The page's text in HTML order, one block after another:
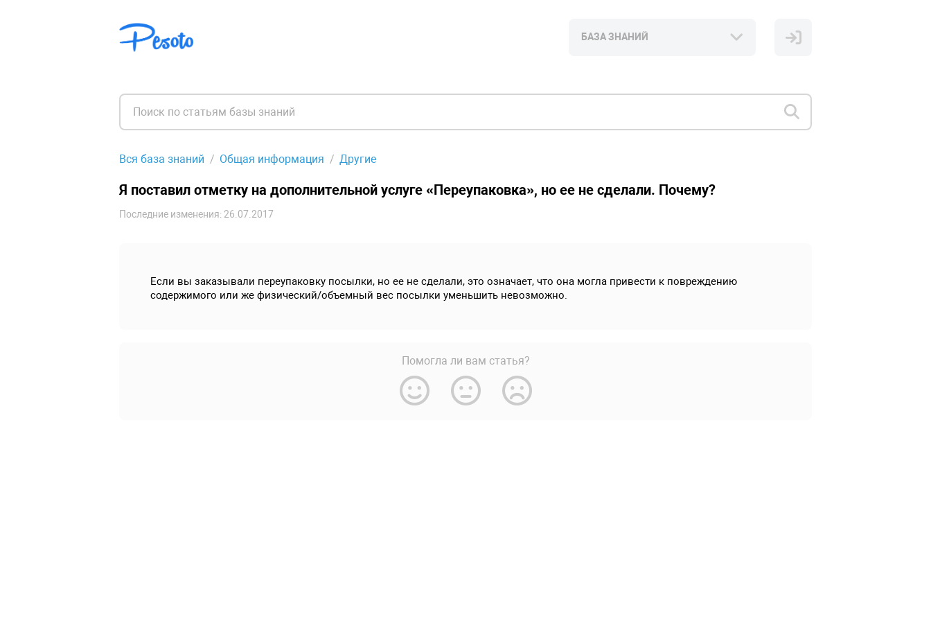
БАЗА ЗНАНИЙ
Вся база знаний Общая информация Другие
Я поставил отметку на дополнительной услуге «Переупаковка», но ее не сделали. Почему?
Последние изменения: 26.07.2017
Если вы заказывали переупаковку посылки, но ее не сделали, это означает, что она могла привести к повреждению
содержимого или же физический/объемный вес посылки уменьшить невозможно.
Помогла ли вам статья?